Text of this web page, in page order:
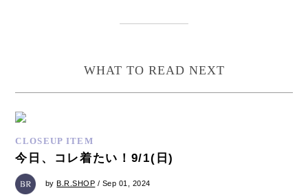
WHAT TO READ NEXT
CLOSEUP ITEM
今日、コレ着たい！9/1(日)
by B.R.SHOP / Sep 01, 2024